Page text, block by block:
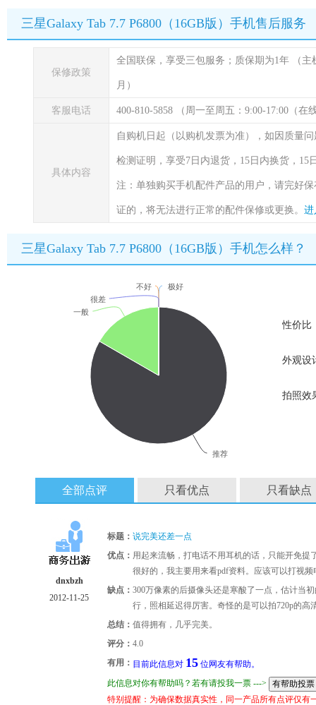
三星Galaxy Tab 7.7 P6800（16GB版）手机售后服务
保修政策
全国联保，享受三包服务；质保期为1年 （
月）
客服电话 400-810-5858 （周一至周五：9:00-17:00（在
具体内容
自购机日起（以购机发票为准），如因质量
检测证明，享受7日内退货，15日内换货，
注：单独购买手机配件产品的用户，请完好
证的，将无法进行正常的配件保修或更换。 进
三星Galaxy Tab 7.7 P6800（16GB版）手机怎么样？
极好
推荐
一般
不好
很差
性价比
外观设
拍照效
全部点评 只看优点 只看缺点
dnxbzh
2012-11-25
标题： 说完美还差一点
优点： 用起来流畅，打电话不用耳机的话，只能开免
很好的，我主要用来看pdf资料。应该可以打视
缺点： 300万像素的后摄像头还是寒酸了一点，估计当
行，照相延迟得厉害。奇怪的是可以拍720p的高
总结： 值得拥有，几乎完美。
评分： 4.0
有用： 目前此信息对 15 位网友有帮助。
此信息对你有帮助吗？若有请投我一票 --->
特别提醒：为确保数据真实性，同一产品所有点评仅有